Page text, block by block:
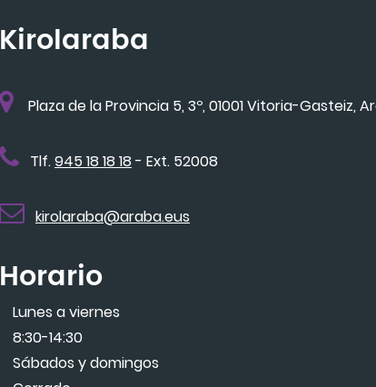
Kirolaraba
Plaza de la Provincia 5, 3º, 01001 Vitoria-Gasteiz,
Tlf.945 18 18 18 - Ext. 52008
kirolaraba@araba.eus
Horario
Lunes a viernes
8:30-14:30
Sábados y domingos